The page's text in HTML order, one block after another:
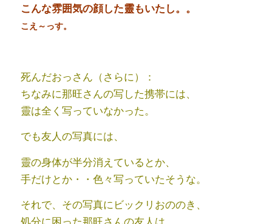
こんな雰囲気の顔した靈もいたし。。
こえ～っす。
死んだおっさん（さらに）：
ちなみに那旺さんの写した携帯には、
靈は全く写っていなかった。
でも友人の写真には、
靈の身体が半分消えているとか、
手だけとか・・色々写っていたそうな。
それで、その写真にビックリおののき、
処分に困った那旺さんの友人は、